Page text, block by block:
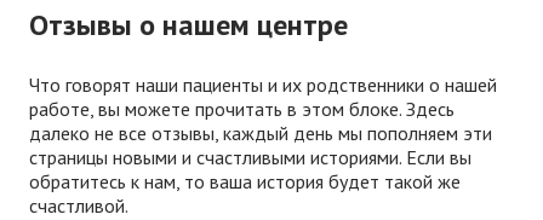
Отзывы о нашем центре
Что говорят наши пациенты и их родственники о нашей
работе, вы можете прочитать в этом блоке. Здесь
далеко не все отзывы, каждый день мы пополняем эти
страницы новыми и счастливыми историями. Если вы
обратитесь к нам, то ваша история будет такой же
счастливой.